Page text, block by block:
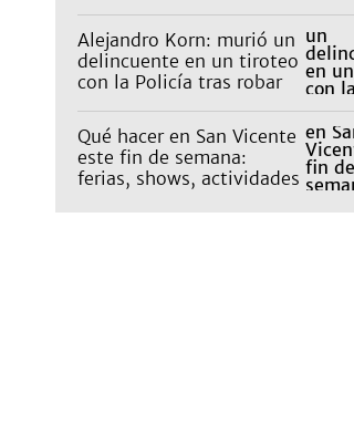
Alejandro Korn: murió un
delincuente en un tiroteo
con la Policía tras robar
Qué hacer en San Vicente
este fin de semana:
ferias, shows, actividades